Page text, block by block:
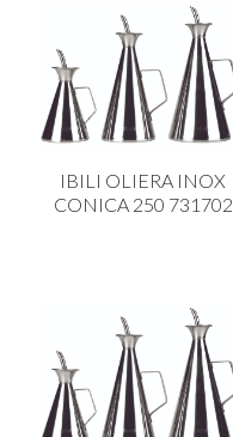
IBILI OLIERA INOX
CONICA 250 731702